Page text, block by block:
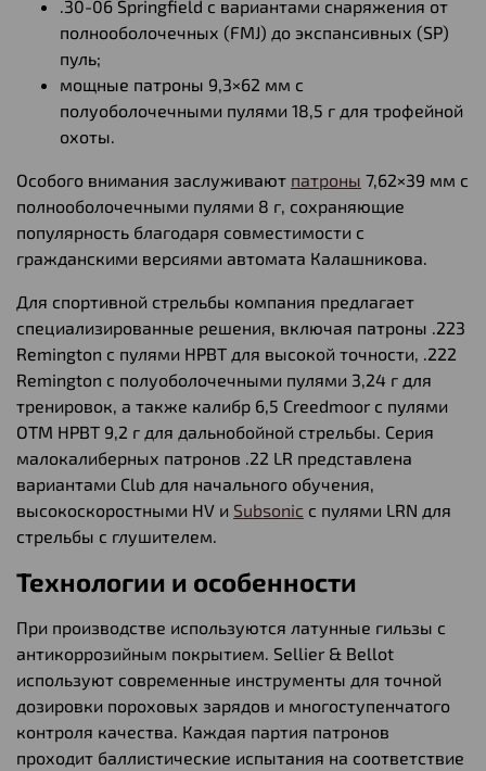
.30-06 Springfield с вариантами снаряжения от
полнооболочечных (FMJ) до экспансивных (SP)
пуль;
мощные патроны 9,3×62 мм с
полуоболочечными пулями 18,5 г для трофейной
охоты.
Особого внимания заслуживают патроны 7,62×39 мм с
полнооболочечными пулями 8 г, сохраняющие
популярность благодаря совместимости с
гражданскими версиями автомата Калашникова.
Для спортивной стрельбы компания предлагает
специализированные решения, включая патроны .223
Remington с пулями HPBT для высокой точности, .222
Remington с полуоболочечными пулями 3,24 г для
тренировок, а также калибр 6,5 Creedmoor с пулями
OTM HPBT 9,2 г для дальнобойной стрельбы. Серия
малокалиберных патронов .22 LR представлена
вариантами Club для начального обучения,
высокоскоростными HV и Subsonic с пулями LRN для
стрельбы с глушителем.
Технологии и особенности
При производстве используются латунные гильзы с
антикоррозийным покрытием. Sellier & Bellot
используют современные инструменты для точной
дозировки пороховых зарядов и многоступенчатого
контроля качества. Каждая партия патронов
проходит баллистические испытания на соответствие